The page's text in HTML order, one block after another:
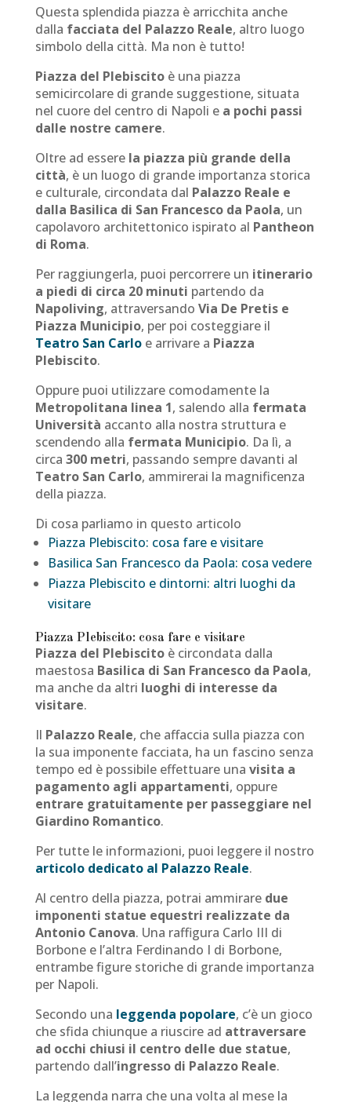
Questa splendida piazza è arricchita anche
dalla facciata del Palazzo Reale, altro luogo
simbolo della città. Ma non è tutto!
Piazza del Plebiscitoè una piazza
semicircolare di grande suggestione, situata
nel cuore del centro di Napoli e a pochi passi
dalle nostre camere.
Oltre ad essere la piazza più grande della
città, è un luogo di grande importanza storica
e culturale, circondata dal Palazzo Reale e
dalla Basilica di San Francesco da Paola, un
capolavoro architettonico ispirato al Pantheon
di Roma.
Per raggiungerla, puoi percorrere un itinerario
a piedi di circa 20 minuti partendo da
Napoliving, attraversando Via De Pretis e
Piazza Municipio, per poi costeggiare il
Teatro San Carloe arrivare a Piazza
Plebiscito.
Oppure puoi utilizzare comodamente la
Metropolitana linea 1, salendo alla fermata
Università accanto alla nostra struttura e
scendendo alla fermata Municipio. Da lì, a
circa 300 metri, passando sempre davanti al
Teatro San Carlo, ammirerai la magnificenza
della piazza.
Di cosa parliamo in questo articolo
Piazza Plebiscito: cosa fare e visitare
Basilica San Francesco da Paola: cosa vedere
Piazza Plebiscito e dintorni: altri luoghi da
visitare
Piazza Plebiscito: cosa fare e visitare
Piazza del Plebiscitoè circondata dalla
maestosa Basilica di San Francesco da Paola,
ma anche da altri luoghi di interesse da
visitare.
Il Palazzo Reale, che affaccia sulla piazza con
la sua imponente facciata, ha un fascino senza
tempo ed è possibile effettuare una visita a
pagamento agli appartamenti, oppure
entrare gratuitamente per passeggiare nel
Giardino Romantico.
Per tutte le informazioni, puoi leggere il nostro
articolo dedicato al Palazzo Reale.
Al centro della piazza, potrai ammirare due
imponenti statue equestri realizzate da
Antonio Canova. Una raffigura Carlo III di
Borbone e l’altra Ferdinando I di Borbone,
entrambe figure storiche di grande importanza
per Napoli.
Secondo una leggenda popolare, c’è un gioco
che sfida chiunque a riuscire ad attraversare
ad occhi chiusi il centro delle due statue,
partendo dall’ingresso di Palazzo Reale.
La leggenda narra che una volta al mese la